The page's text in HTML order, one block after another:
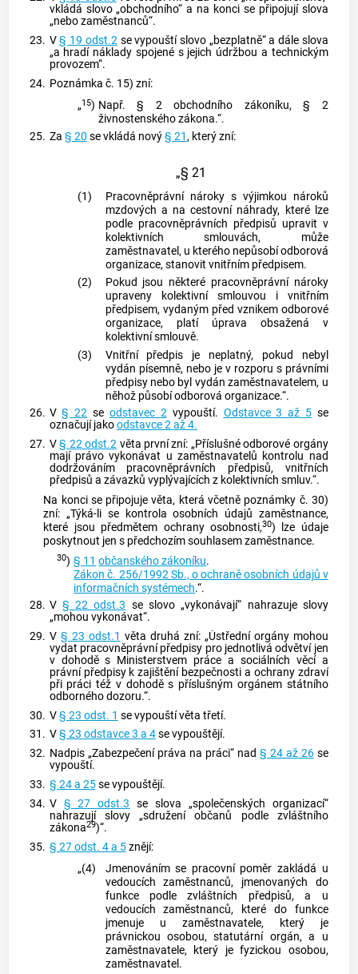
vkládá slovo „obchodního“ a na konci se připojují slova
„nebo zaměstnanců“.
23. V§ 19 odst.2se vypouští slovo „bezplatně“ a dále slova
„a hradí náklady spojené s jejich údržbou a technickým
provozem“.
24. Poznámka č. 15) zní:
„15) Např. § 2 obchodního zákoníku, § 2
živnostenského zákona.“.
25. Za § 20 se vkládá nový§ 21, který zní:
„§ 21
(1)
Pracovněprávní nároky s výjimkou nároků
mzdových a na cestovní náhrady, které lze
podle pracovněprávních předpisů upravit v
kolektivních smlouvách, může
zaměstnavatel, u kterého nepůsobí odborová
organizace, stanovit vnitřním předpisem.
(2)
Pokud jsou některé pracovněprávní nároky
upraveny kolektivní smlouvou i vnitřním
předpisem, vydaným před vznikem odborové
organizace, platí úprava obsažená v
kolektivní smlouvě.
(3)
Vnitřní předpis je neplatný, pokud nebyl
vydán písemně, nebo je v rozporu s právními
předpisy nebo byl vydán zaměstnavatelem, u
něhož působí odborová organizace.“.
26. V§ 22 se odstavec 2vypouští. Odstavce 3 až 5 se
označují jakoodstavce 2 až 4.
27. V§ 22 odst.2 věta první zní: „Příslušné odborové orgány
mají právo vykonávat u zaměstnavatelů kontrolu nad
dodržováním pracovněprávních předpisů, vnitřních
předpisů a závazků vyplývajících z kolektivních smluv.“.
Na konci se připojuje věta, která včetně poznámky č. 30)
zní: „Týká-li se kontrola osobních údajů zaměstnance,
které jsou předmětem ochrany osobnosti,30) lze údaje
poskytnout jen s předchozím souhlasem zaměstnance.
30) § 11 občanského zákoníku.
Zákon č. 256/1992 Sb., o ochraně osobních údajů v
informačních systémech.“.
28. V § 22 odst.3 se slovo „vykonávají“ nahrazuje slovy
„mohou vykonávat“.
29. V § 23 odst.1 věta druhá zní: „Ústřední orgány mohou
vydat pracovněprávní předpisy pro jednotlivá odvětví jen
v dohodě s Ministerstvem práce a sociálních věcí a
právní předpisy k zajištění bezpečnosti a ochrany zdraví
při práci též v dohodě s příslušným orgánem státního
odborného dozoru.“.
30. V§ 23 odst. 1 se vypouští věta třetí.
31. V§ 23 odstavce 3 a 4se vypouštějí.
32. Nadpis „Zabezpečení práva na práci“ nad § 24 až 26se
vypouští.
33. § 24 a 25se vypouštějí.
34. V § 27 odst.3 se slova „společenských organizací“
nahrazují slovy „sdružení občanů podle zvláštního
zákona29)“.
35. § 27 odst. 4 a 5znějí:
„(4)
Jmenováním se pracovní poměr zakládá u
vedoucích zaměstnanců, jmenovaných do
funkce podle zvláštních předpisů, a u
vedoucích zaměstnanců, které do funkce
jmenuje u zaměstnavatele, který je
právnickou osobou, statutární orgán, a u
zaměstnavatele, který je fyzickou osobou,
zaměstnavatel.